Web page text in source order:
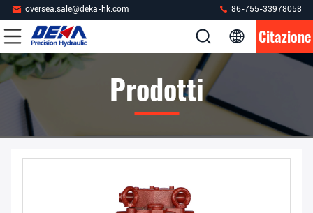
oversea.sale@deka-hk.com 86-755-33978058
Citazione
Prodotti